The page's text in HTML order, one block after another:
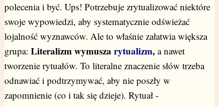
polecenia i być. Ups! Potrzebuje zrytualizować niektóre
swoje wypowiedzi, aby systematycznie odświeżać
lojalność wyznawców. Ale to właśnie załatwia większa
grupa: Literalizm wymusza rytualizm,a nawet
tworzenie rytuałów. To literalne znaczenie słów trzeba
odnawiać i podtrzymywać, aby nie poszły w
zapomnienie (co i tak się dzieje). Rytuał -